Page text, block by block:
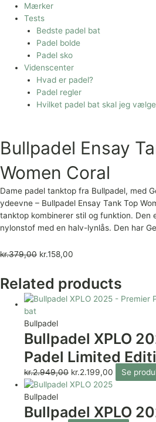
Mærker
Tests
Bedste padel bat
Padel bolde
Padel sko
Videnscenter
Hvad er padel?
Padel regler
Hvilket padel bat skal jeg
Bullpadel Ensay
Women Coral
Dame padel tanktop fra Bullpadel, med
ydeevne – Bullpadel Ensay Tank Top
tanktop kombinerer stil og funktion.
nylonstof med en halv-lynlås. Den har
kr.379,00 kr.158,00
Related products
Bullpadel
Bullpadel XPLO
Padel Limited
kr.2.949,00 kr.2.199,00 Se
Bullpadel
Bullpadel XPLO